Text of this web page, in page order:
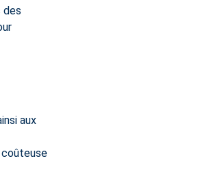
des
aux